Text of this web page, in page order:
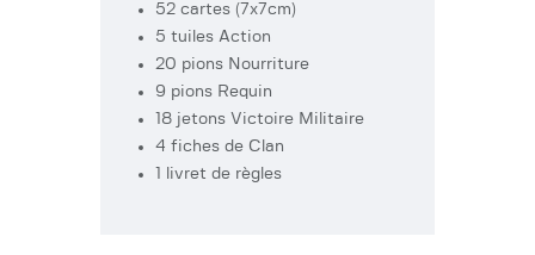
52 cartes (7x7cm)
5 tuiles Action
20 pions Nourriture
9 pions Requin
18 jetons Victoire Militaire
4 fiches de Clan
1 livret de règles